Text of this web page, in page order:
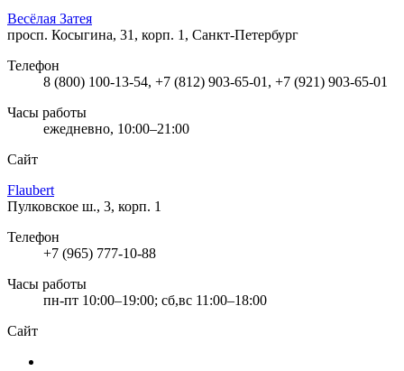
Весёлая Затея
просп. Косыгина, 31, корп. 1, Санкт-Петербург
Телефон
8 (800) 100-13-54, +7 (812) 903-65-01, +7 (921) 903-65-01
Часы работы
ежедневно, 10:00–21:00
Сайт
Flaubert
Пулковское ш., 3, корп. 1
Телефон
+7 (965) 777-10-88
Часы работы
пн-пт 10:00–19:00; сб,вс 11:00–18:00
Сайт